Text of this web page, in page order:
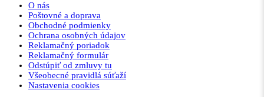
O nás
Poštovné a doprava
Obchodné podmienky
Ochrana osobných údajov
Reklamačný poriadok
Reklamačný formulár
Odstúpiť od zmluvy tu
Všeobecné pravidlá súťaží
Nastavenia cookies